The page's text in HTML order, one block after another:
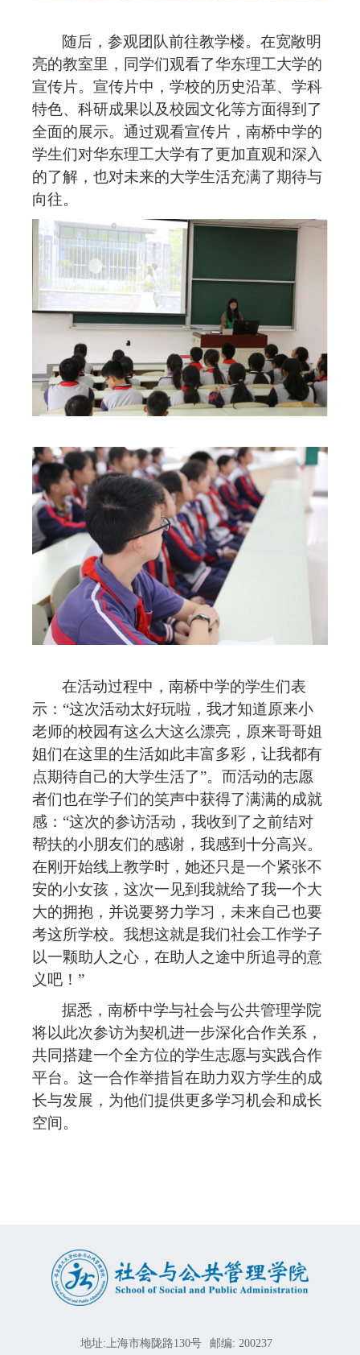
随后，参观团队前往教学楼。在宽敞明
亮的教室里，同学们观看了华东理工大学的
宣传片。宣传片中，学校的历史沿革、学科
特色、科研成果以及校园文化等方面得到了
全面的展示。通过观看宣传片， 南桥中学的
学生们对华东理工大学有了更加直观和深入
的了解，也对未来的大学生活充满了期待与
向往。
在活动过程中， 南桥中学的学生们表
示： “这次活动太好玩啦，我才知道原来小
老师的校园有这么大这么漂亮，原来哥哥姐
姐们在这里的生活如此丰富多彩，让我都有
点期待自己的大学生活了”。而活动的志愿
者们也在学子们的笑声中获得了满满的成就
感：“这次的参访活动，我收到了之前结对
帮扶的小朋友们的感谢，我感到十分高兴。
在刚开始线上教学时，她还只是一个紧张不
安的小女孩，这次一见到我就给了我一个大
大的拥抱，并说要努力学习，未来自己也要
考这所学校。我想这就是我们社会工作学子
以一颗助人之心，在助人之途中所追寻的意
义吧！ ”
据悉 ，南桥中学与社会与公共管理学院
将以此次参访为契机进一步深化合作关系，
共同搭建一个全方位的学生志愿与实践合作
平台。这一合作举措旨在助力双方学生的成
长与发展，为他们提供更多学习机会和成长
空间。
地址:上海市梅陇路130号 邮编: 200237